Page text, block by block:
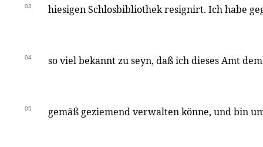
03 hiesigen Schlosbibliothek resignirt. Ich habe
04 so viel bekannt zu seyn, daß ich dieses Amt
05 gemäß geziemend verwalten könne, und bin